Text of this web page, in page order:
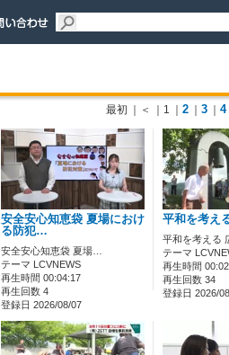
最初 ｜＜ ｜1 2 3 4
安全安心知恵袋 夏場におけ
る防犯…
安全安心知恵袋 夏場…
テーマ LCVNEWS
再生時間 00:04:17
再生回数 4
登録日 2026/08/07
平和を考え
平和を考える
テーマ
再生時間
再生回数 34
登録日 2026/